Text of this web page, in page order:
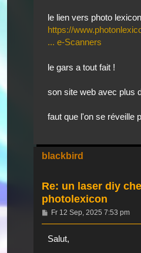
le lien vers photo lexicon
https://
... e-Scanners
le gars a tout fait !
son site web avec plus
faut que l'on se réveille
blackbird
Re: un laser diy
photolexicon
Beitrag
Fr 12 Sep, 2025 7:53 pm
Salut,